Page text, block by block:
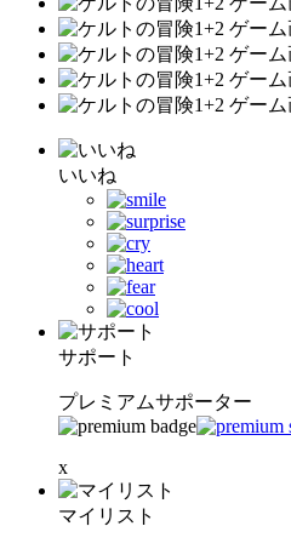
いいね
サポート
プレミアムサポーター
x
マイリスト